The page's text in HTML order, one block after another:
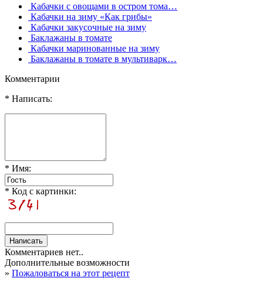
Кабачки с овощами в остром тома…
Кабачки на зиму «Как грибы»
Кабачки закусочные на зиму
Баклажаны в томате
Кабачки маринованные на зиму
Баклажаны в томате в мультиварк…
Комментарии
* Написать:
* Имя:
* Код с картинки:
Комментариев нет..
Дополнительные возможности
» Пожаловаться на этот рецепт